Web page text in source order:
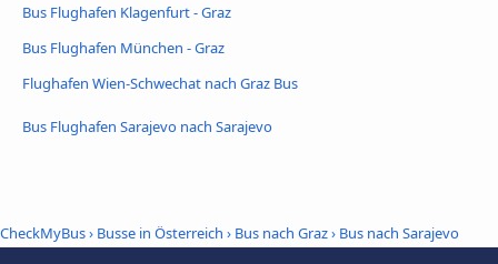
Bus Flughafen Klagenfurt - Graz
Bus Flughafen München - Graz
Flughafen Wien-Schwechat nach Graz Bus
Bus Flughafen Sarajevo nach Sarajevo
CheckMyBus› Busse in Österreich › Bus nach Graz› Bus nach Sarajevo